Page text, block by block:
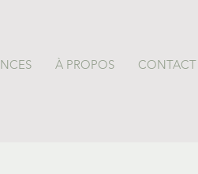
À PROPOS CONTACT